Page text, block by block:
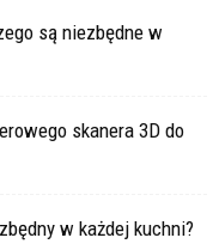
są niezbędne w
skanera 3D do
w każdej kuchni?